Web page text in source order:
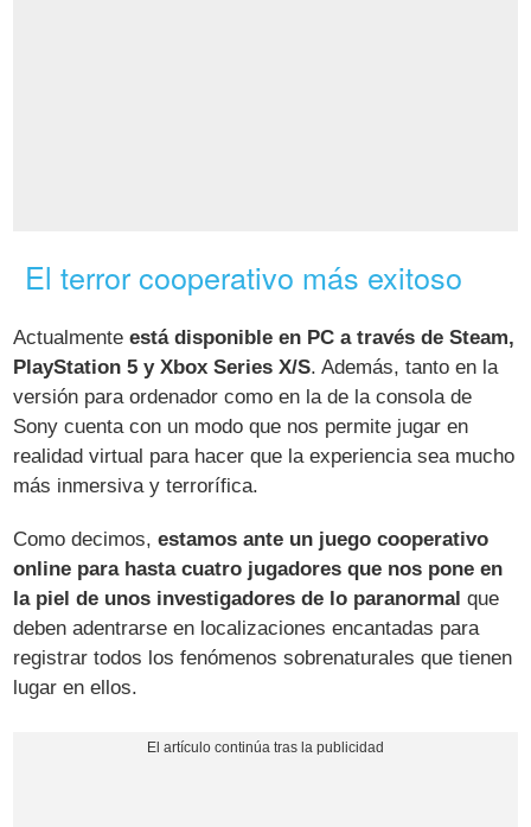
El terror cooperativo más exitoso
Actualmenteestá disponible en PC a través de Steam,
PlayStation 5 y Xbox Series X/S. Además, tanto en la
versión para ordenador como en la de la consola de
Sony cuenta con un modo que nos permite jugar en
realidad virtual para hacer que la experiencia sea mucho
más inmersiva y terrorífica.
Como decimos,estamos ante un juego cooperativo
online para hasta cuatro jugadores que nos pone en
la piel de unos investigadores de lo paranormal que
deben adentrarse en localizaciones encantadas para
registrar todos los fenómenos sobrenaturales que tienen
lugar en ellos.